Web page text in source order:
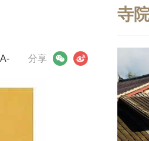
分享
信 微博
A-
寺